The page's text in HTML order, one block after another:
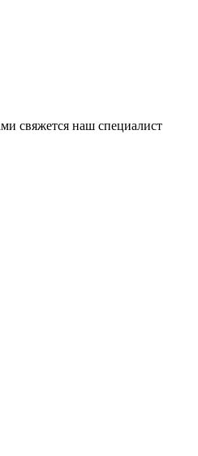
свяжется наш специалист